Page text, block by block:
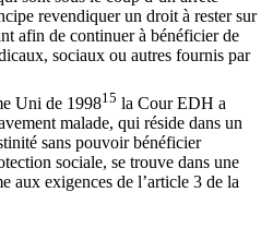
revendiquer un droit à rester sur
afin de continuer à bénéficier de
sociaux ou autres fournis par
Uni de 199815 la Cour EDH a
malade, qui réside dans un
sans pouvoir bénéficier
sociale, se trouve dans une
aux exigences de l’article 3 de la